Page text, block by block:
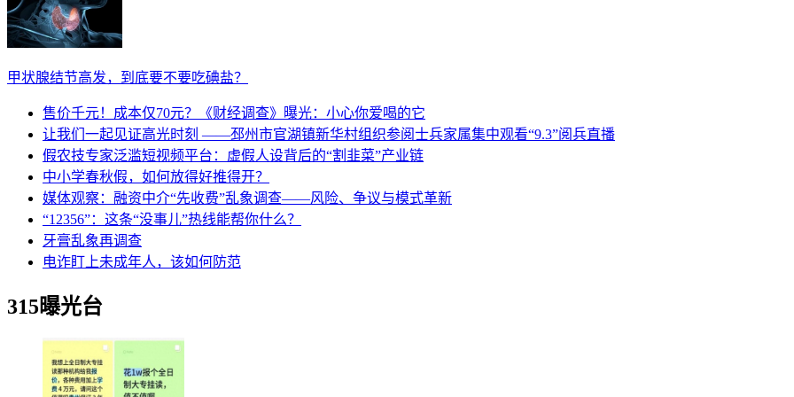
甲状腺结节高发，到底要不要吃碘盐？
售价千元！成本仅70元？《财经调查》曝光：小心你爱喝的它
让我们一起见证高光时刻 ——邳州市官湖镇新华村组织参阅士兵家属集中观看“9.3”阅兵直播
假农技专家泛滥短视频平台：虚假人设背后的“割韭菜”产业链
中小学春秋假，如何放得好推得开？
媒体观察：融资中介“先收费”乱象调查——风险、争议与模式革新
“12356”：这条“没事儿”热线能帮你什么？
牙膏乱象再调查
电诈盯上未成年人，该如何防范
315曝光台